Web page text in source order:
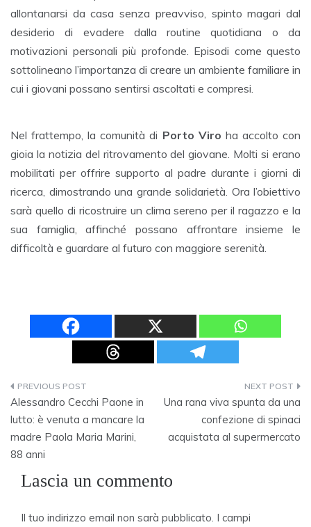
allontanarsi da casa senza preavviso, spinto magari dal
desiderio di evadere dalla routine quotidiana o da
motivazioni personali più profonde. Episodi come questo
sottolineano l’importanza di creare un ambiente familiare in
cui i giovani possano sentirsi ascoltati e compresi.
Nel frattempo, la comunità di Porto Viro ha accolto con
gioia la notizia del ritrovamento del giovane. Molti si erano
mobilitati per offrire supporto al padre durante i giorni di
ricerca, dimostrando una grande solidarietà. Ora l’obiettivo
sarà quello di ricostruire un clima sereno per il ragazzo e la
sua famiglia, affinché possano affrontare insieme le
difficoltà e guardare al futuro con maggiore serenità.
Navigazione
articoli
Alessandro Cecchi Paone in
lutto: è venuta a mancare la
madre Paola Maria Marini,
88 anni
Una rana viva spunta da una
confezione di spinaci
acquistata al supermercato
Lascia un commento
Il tuo indirizzo email non sarà pubblicato. I campi